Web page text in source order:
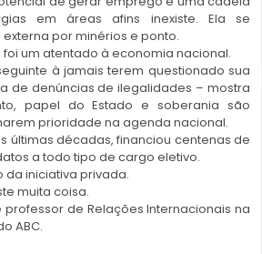
em áreas afins inexiste. Ela se
por minérios e ponto.
um atentado à economia nacional.
à jamais terem questionado sua
de denúncias de ilegalidades – mostra
papel do Estado e soberania são
prioridade na agenda nacional.
últimas décadas, financiou centenas de
a todo tipo de cargo eletivo.
da iniciativa privada.
muita coisa.
de Relações Internacionais na
ABC.